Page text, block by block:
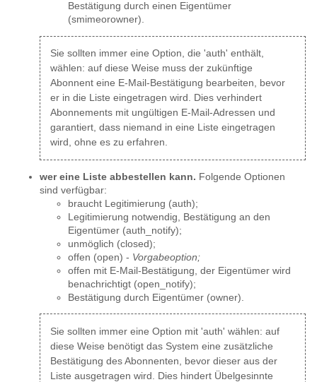
Bestätigung durch einen Eigentümer
(smimeorowner).
Sie sollten immer eine Option, die 'auth' enthält,
wählen: auf diese Weise muss der zukünftige
Abonnent eine E-Mail-Bestätigung bearbeiten, bevor
er in die Liste eingetragen wird. Dies verhindert
Abonnements mit ungültigen E-Mail-Adressen und
garantiert, dass niemand in eine Liste eingetragen
wird, ohne es zu erfahren.
wer eine Liste abbestellen kann. Folgende Optionen
sind verfügbar:
braucht Legitimierung (auth);
Legitimierung notwendig, Bestätigung an den
Eigentümer (auth_notify);
unmöglich (closed);
offen (open) - Vorgabeoption;
offen mit E-Mail-Bestätigung, der Eigentümer wird
benachrichtigt (open_notify);
Bestätigung durch Eigentümer (owner).
Sie sollten immer eine Option mit 'auth' wählen: auf
diese Weise benötigt das System eine zusätzliche
Bestätigung des Abonnenten, bevor dieser aus der
Liste ausgetragen wird. Dies hindert Übelgesinnte